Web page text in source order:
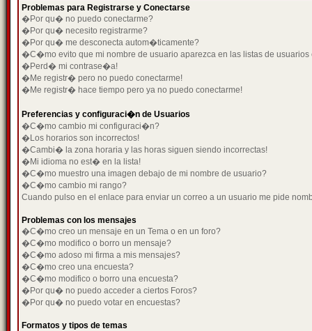
Problemas para Registrarse y Conectarse
�Por qu� no puedo conectarme?
�Por qu� necesito registrarme?
�Por qu� me desconecta autom�ticamente?
�C�mo evito que mi nombre de usuario aparezca en las listas de usuarios
�Perd� mi contrase�a!
�Me registr� pero no puedo conectarme!
�Me registr� hace tiempo pero ya no puedo conectarme!
Preferencias y configuraci�n de Usuarios
�C�mo cambio mi configuraci�n?
�Los horarios son incorrectos!
�Cambi� la zona horaria y las horas siguen siendo incorrectas!
�Mi idioma no est� en la lista!
�C�mo muestro una imagen debajo de mi nombre de usuario?
�C�mo cambio mi rango?
Cuando pulso en el enlace para enviar un correo a un usuario me pide
Problemas con los mensajes
�C�mo creo un mensaje en un Tema o en un foro?
�C�mo modifico o borro un mensaje?
�C�mo adoso mi firma a mis mensajes?
�C�mo creo una encuesta?
�C�mo modifico o borro una encuesta?
�Por qu� no puedo acceder a ciertos Foros?
�Por qu� no puedo votar en encuestas?
Formatos y tipos de temas